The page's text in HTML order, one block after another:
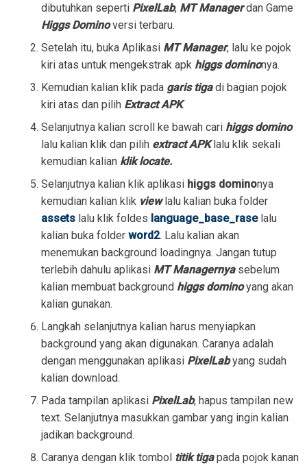
dibutuhkan seperti PixelLab, MT Managerdan Game
Higgs Dominoversi terbaru.
Setelah itu, buka Aplikasi MT Manager, lalu ke pojok
kiri atas untuk mengekstrak apk higgs dominonya.
Kemudian kalian klik pada garis tigadi bagian pojok
kiri atas dan pilih Extract APK.
Selanjutnya kalian scroll ke bawah cari higgs domino
lalu kalian klik dan pilih extract APKlalu klik sekali
kemudian kalian klik locate.
Selanjutnya kalian klik aplikasi higgs dominonya
kemudian kalian klik viewlalu kalian buka folder
assets lalu klik foldes language_base_raselalu
kalian buka folder word2. Lalu kalian akan
menemukan background loadingnya. Jangan tutup
terlebih dahulu aplikasi MT Managernyasebelum
kalian membuat background higgs dominoyang akan
kalian gunakan.
Langkah selanjutnya kalian harus menyiapkan
background yang akan digunakan. Caranya adalah
dengan menggunakan aplikasi PixelLabyang sudah
kalian download.
Pada tampilan aplikasi PixelLab, hapus tampilan new
text. Selanjutnya masukkan gambar yang ingin kalian
jadikan background.
Caranya dengan klik tombol titik tigapada pojok kanan